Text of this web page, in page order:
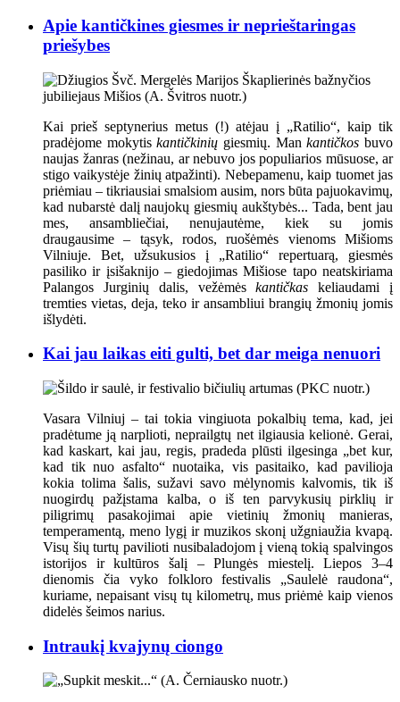
Apie kantičkines giesmes ir neprieštaringas
priešybes
Kai prieš septynerius metus (!) atėjau į „Ratilio“, kaip tik
pradėjome mokytiskantičkinių giesmių. Mankantičkos buvo
naujas žanras (nežinau, ar nebuvo jos populiarios mūsuose, ar
stigo vaikystėje žinių atpažinti). Nebepamenu, kaip tuomet jas
priėmiau – tikriausiai smalsiom ausim, nors būta pajuokavimų,
kad nubarstė dalį naujokų giesmių aukštybės... Tada, bent jau
mes, ansambliečiai, nenujautėme, kiek su jomis
draugausime – tąsyk, rodos, ruošėmės vienoms Mišioms
Vilniuje. Bet, užsukusios į „Ratilio“ repertuarą, giesmės
pasiliko ir įsišaknijo – giedojimas Mišiose tapo neatskiriama
Palangos Jurginių dalis, vežėmėskantičkas keliaudami į
tremties vietas, deja, teko ir ansambliui brangių žmonių jomis
išlydėti.
Kai jau laikas eiti gulti, bet dar meiga nenuori
Vasara Vilniuj – tai tokia vingiuota pokalbių tema, kad, jei
pradėtume ją narplioti, neprailgtų net ilgiausia kelionė. Gerai,
kad kaskart, kai jau, regis, pradeda plūsti ilgesinga „bet kur,
kad tik nuo asfalto“ nuotaika, vis pasitaiko, kad pavilioja
kokia tolima šalis, sužavi savo mėlynomis kalvomis, tik iš
nuogirdų pažįstama kalba, o iš ten parvykusių pirklių ir
piligrimų pasakojimai apie vietinių žmonių manieras,
temperamentą, meno lygį ir muzikos skonį užgniaužia kvapą.
Visų šių turtų pavilioti nusibaladojom į vieną tokią spalvingos
istorijos ir kultūros šalį – Plungės miestelį. Liepos 3–4
dienomis čia vyko folkloro festivalis „Saulelė raudona“,
kuriame, nepaisant visų tų kilometrų, mus priėmė kaip vienos
didelės šeimos narius.
Intraukį kvajynų ciongo